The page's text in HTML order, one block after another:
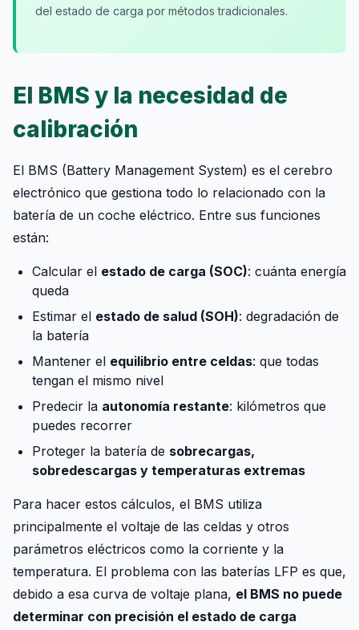
del estado de carga por métodos tradicionales.
El BMS y la necesidad de
calibración
El BMS (Battery Management System) es el cerebro
electrónico que gestiona todo lo relacionado con la
batería de un coche eléctrico. Entre sus funciones
están:
Calcular el estado de carga (SOC): cuánta energía
queda
Estimar el estado de salud (SOH): degradación de
la batería
Mantener el equilibrio entre celdas: que todas
tengan el mismo nivel
Predecir la autonomía restante: kilómetros que
puedes recorrer
Proteger la batería de sobrecargas,
sobredescargas y temperaturas extremas
Para hacer estos cálculos, el BMS utiliza
principalmente el voltaje de las celdas y otros
parámetros eléctricos como la corriente y la
temperatura. El problema con las baterías LFP es que,
debido a esa curva de voltaje plana, el BMS no puede
determinar con precisión el estado de carga